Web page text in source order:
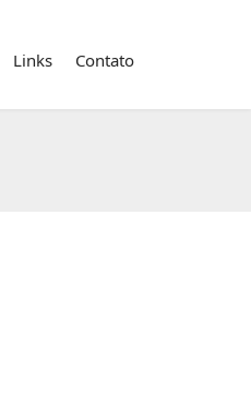
Links Contato